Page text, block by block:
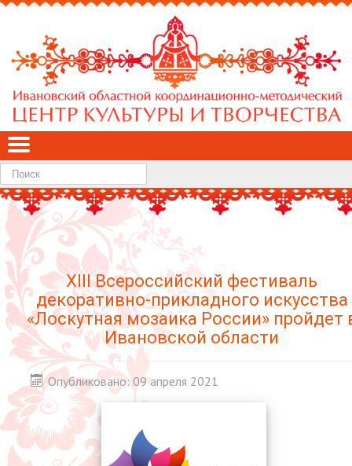
Найти
ХIII Всероссийский фестиваль
декоративно-прикладного искусства
«Лоскутная мозаика России» пройдет
Ивановской области
Опубликовано: 09 апреля 2021